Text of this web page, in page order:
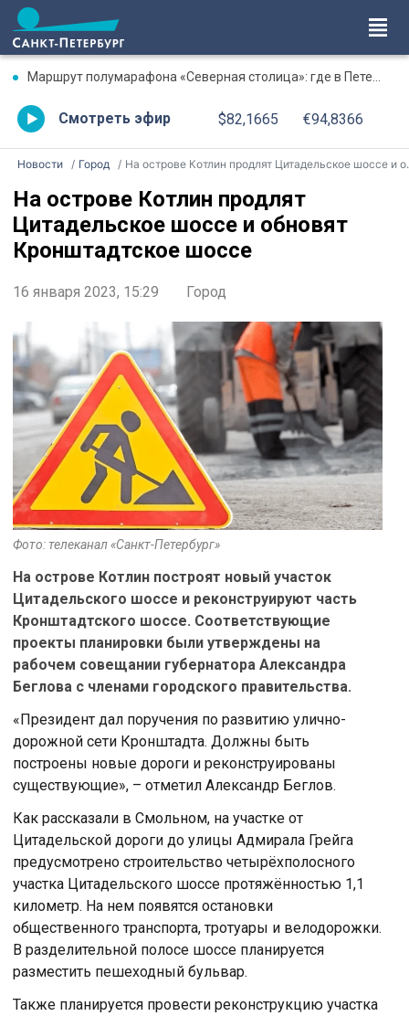
Маршрут полумарафона «Северная столица»: где в Петербурге будут перекрыты дороги 9 августа
Смотреть эфир $82,1665 €94,8366
Новости Город На острове Котлин продлят Цитадельское шоссе и обновят Кронштадтское шоссе
На острове Котлин продлят
Цитадельское шоссе и обновят
Кронштадтское шоссе
16 января 2023, 15:29 Город
Фото: телеканал «Санкт-Петербург»
На острове Котлин построят новый участок
Цитадельского шоссе и реконструируют часть
Кронштадтского шоссе. Соответствующие
проекты планировки были утверждены на
рабочем совещании губернатора Александра
Беглова с членами городского правительства.
«Президент дал поручения по развитию улично-
дорожной сети Кронштадта. Должны быть
построены новые дороги и реконструированы
существующие», – отметил Александр Беглов.
Как рассказали в Смольном, на участке от
Цитадельской дороги до улицы Адмирала Грейга
предусмотрено строительство четырёхполосного
участка Цитадельского шоссе протяжённостью 1,1
километр. На нем появятся остановки
общественного транспорта, тротуары и велодорожки.
В разделительной полосе шоссе планируется
разместить пешеходный бульвар.
Также планируется провести реконструкцию участка